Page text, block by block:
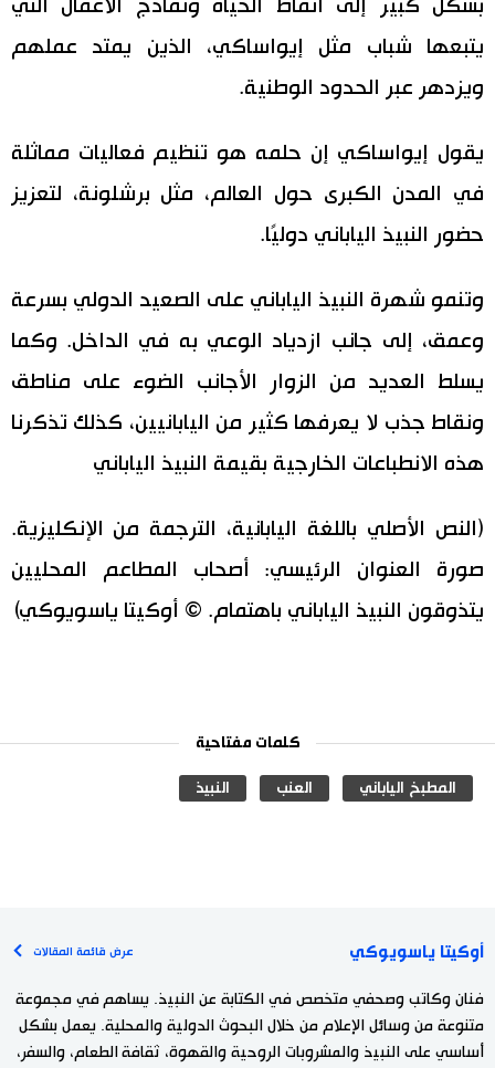
بشكل كبير إلى أنماط الحياة ونماذج الأعمال التي
يتبعها شباب مثل إيواساكي، الذين يمتد عملهم
ويزدهر عبر الحدود الوطنية.
يقول إيواساكي إن حلمه هو تنظيم فعاليات مماثلة
في المدن الكبرى حول العالم، مثل برشلونة، لتعزيز
حضور النبيذ الياباني دوليًا.
وتنمو شهرة النبيذ الياباني على الصعيد الدولي بسرعة
وعمق، إلى جانب ازدياد الوعي به في الداخل. وكما
يسلط العديد من الزوار الأجانب الضوء على مناطق
ونقاط جذب لا يعرفها كثير من اليابانيين، كذلك تذكرنا
هذه الانطباعات الخارجية بقيمة النبيذ الياباني
(النص الأصلي باللغة اليابانية، الترجمة من الإنكليزية.
صورة العنوان الرئيسي: أصحاب المطاعم المحليين
يتذوقون النبيذ الياباني باهتمام. © أوكيتا ياسويوكي)
كلمات مفتاحية
المطبخ الياباني العنب النبيذ
أوكيتا ياسويوكي عرض قائمة المقالات
فنان وكاتب وصحفي متخصص في الكتابة عن النبيذ. يساهم في مجموعة
متنوعة من وسائل الإعلام من خلال البحوث الدولية والمحلية. يعمل بشكل
أساسي على النبيذ والمشروبات الروحية والقهوة، ثقافة الطعام، والسفر،